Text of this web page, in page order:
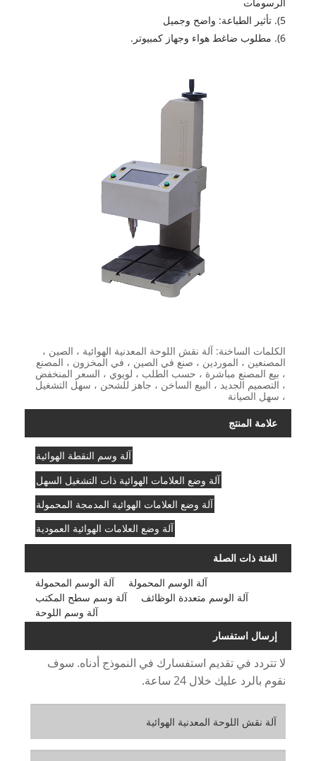
5). تأثير الطباعة: واضح وجميل
6). مطلوب ضاغط هواء وجهاز كمبيوتر.
الكلمات الساخنة: آلة نقش اللوحة المعدنية الهوائية ، الصين ،
المصنعين ، الموردين ، صنع في الصين ، في المخزون ، المصنع
، بيع المصنع مباشرة ، حسب الطلب ، لويوي ، السعر المنخفض
، التصميم الجديد ، البيع الساخن ، جاهز للشحن ، سهل التشغيل
، سهل الصيانة
علامة المنتج
آلة وسم النقطة الهوائية
آلة وضع العلامات الهوائية ذات التشغيل السهل
آلة وضع العلامات الهوائية المدمجة المحمولة
آلة وضع العلامات الهوائية العمودية
الفئة ذات الصلة
آلة الوسم المحمولة
آلة الوسم المحمولة
آلة وسم سطح المكتب
آلة الوسم متعددة الوظائف
آلة وسم اللوحة
إرسال استفسار
لا تتردد في تقديم استفسارك في النموذج أدناه. سوف
نقوم بالرد عليك خلال 24 ساعة.